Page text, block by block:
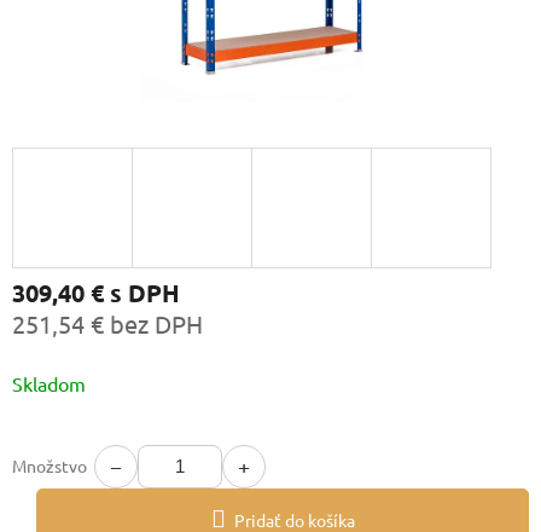
309,40 €s DPH
251,54 € bez DPH
cena:
Skladom
Množstvo − +
Pridať do košíka